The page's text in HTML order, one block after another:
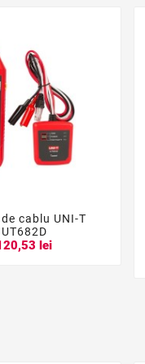

cablu UNI-T
UT682D
lei